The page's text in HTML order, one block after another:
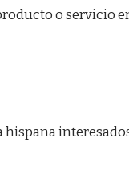
o servicio
hispana